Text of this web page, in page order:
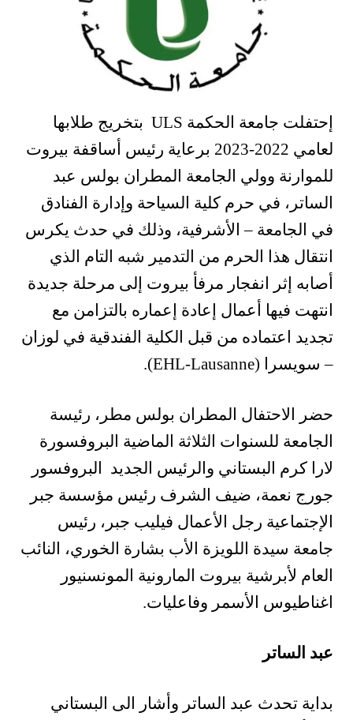
إحتفلت جامعة الحكمة ULS بتخريج طلابها
لعامي 2022-2023 برعاية رئيس أساقفة بيروت
للموارنة وولي الجامعة المطران بولس عبد
الساتر، في حرم كلية السياحة وإدارة الفنادق
في الجامعة – الأشرفية، وذلك في حدث يكرس
انتقال هذا الحرم من التدمير شبه التام الذي
أصابه إثر انفجار مرفأ بيروت إلى مرحلة جديدة
انتهت فيها أعمال إعادة إعماره بالتزامن مع
تجديد اعتماده من قبل الكلية الفندقية في لوزان
– سويسرا (EHL-Lausanne).
حضر الاحتفال المطران بولس مطر، رئيسة
الجامعة للسنوات الثلاثة الماضية البروفسورة
لارا كرم البستاني والرئيس الجديد البروفسور
جورج نعمة، ضيف الشرف رئيس مؤسسة جبر
الإجتماعية رجل الأعمال فيليب جبر، رئيس
جامعة سيدة اللويزة الأب بشارة الخوري، النائب
العام لأبرشية بيروت المارونية المونسنيور
اغناطيوس الأسمر وفاعليات.
عبد الساتر
بداية تحدث عبد الساتر وأشار الى البستاني